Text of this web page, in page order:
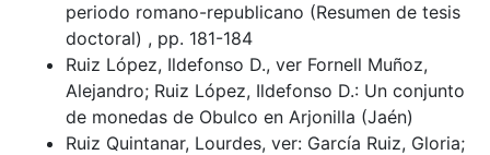
periodo romano-republicano (Resumen de tesis
doctoral) , pp. 181-184
Ruiz López, Ildefonso D., ver Fornell Muñoz,
Alejandro; Ruiz López, Ildefonso D.: Un conjunto
de monedas de Obulco en Arjonilla (Jaén)
Ruiz Quintanar, Lourdes, ver: García Ruiz, Gloria;